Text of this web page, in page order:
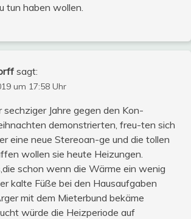
tun haben wollen.
sagt:
um 17:58 Uhr
sechziger Jahre gegen den Kon-
demonstrierten, freu-ten sich
eine neue Stereoan-ge und die tollen
wollen sie heute Heizungen.
schon wenn die Wärme ein wenig
kalte Füße bei den Hausaufgaben
mit dem Mieterbund bekäme
würde die Heizperiode auf